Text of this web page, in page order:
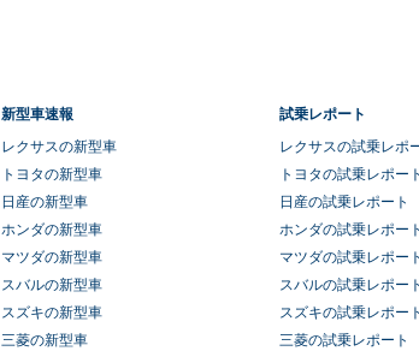
新型車速報
レクサスの新型車
トヨタの新型車
日産の新型車
ホンダの新型車
マツダの新型車
スバルの新型車
スズキの新型車
三菱の新型車
試乗レポート
レクサスの試乗レポ
トヨタの試乗レポート
日産の試乗レポート
ホンダの試乗レポート
マツダの試乗レポート
スバルの試乗レポート
スズキの試乗レポート
三菱の試乗レポート